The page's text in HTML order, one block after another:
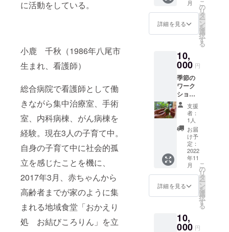
に活動をしている。
小鹿 千秋（1986年八尾市
生まれ、看護師）
総合病院で看護師として働
きながら集中治療室、手術
室、内科病棟、がん病棟を
経験。現在3人の子育て中。
自身の子育て中に社会的孤
立を感じたことを機に、
2017年3月、赤ちゃんから
高齢者までが家のように集
まれる地域食堂「おかえり
処 お結びころりん」を立
みご参
加いた
だけま
だ、大
切な本
を誰か
本棚を
hondan
ません
か？ ※
ヒト棚
になり
ます。
※遠方の
方も郵
送にて
本の設
置を承
りま
す。(郵
送費別
途)
飯に参
加でき
るチ
ケット
しい食
事と空
気感を
お楽し
みくだ
さい。
※2022
年11月5
(土)18:0
22:00開
催 ｰ 備
考欄に
ご記入
くださ
い ｰ ※ア
材など
可能な
月
詳細を見る
こ
の
リ
タ
ー
ン
を
選
択
す
る
10,
000 円
季節の
ワーク
ショッ
プ参加
券 春夏
秋冬、
それぞ
れの季
節なら
ではの
ワーク
ショッ
プ(１回
3,000円
相当)に
きるチ
ケット
支援
者：
1人
お届
け予
定：
2022
年11
月
詳細を見る
こ
の
リ
タ
ー
ン
を
選
択
す
る
10,
000 円